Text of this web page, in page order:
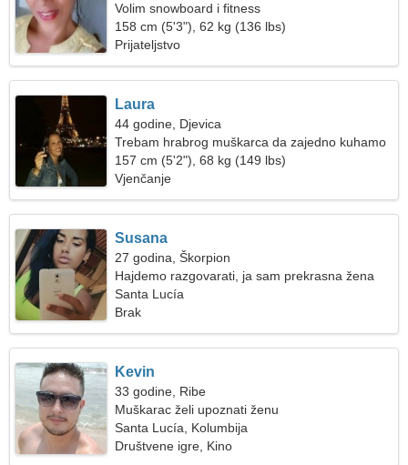
Volim snowboard i fitness
158 cm (5'3"), 62 kg (136 lbs)
Prijateljstvo
Laura
44 godine, Djevica
Trebam hrabrog muškarca da zajedno kuhamo
157 cm (5'2"), 68 kg (149 lbs)
Vjenčanje
Susana
27 godina, Škorpion
Hajdemo razgovarati, ja sam prekrasna žena
Santa Lucía
Brak
Kevin
33 godine, Ribe
Muškarac želi upoznati ženu
Santa Lucía, Kolumbija
Društvene igre, Kino